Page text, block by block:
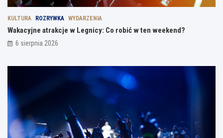
KULTURA ROZRYWKA WYDARZENIA
Wakacyjne atrakcje w Legnicy: Co robić w ten weekend?
6 sierpnia 2026